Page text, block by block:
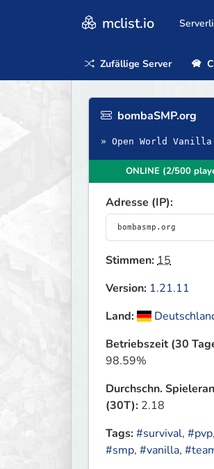
mclist.io
Zufällige Server
bombaSMP.org
» Open World Vanilla
ONLINE (2/500
Adresse (IP):
Stimmen:15
Version: 1.21.11
Land:
Betriebszeit (30
98.59%
Durchschn.
(30T): 2.18
Tags:#survival, #pvp,
#smp, #vanilla,